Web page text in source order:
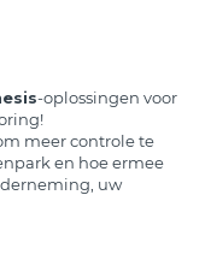
-oplossingen voor
meer controle te
en hoe ermee
uw